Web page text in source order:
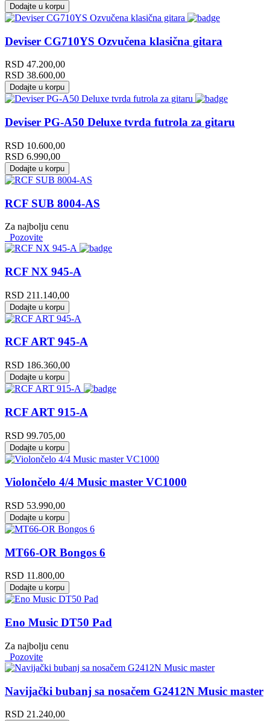
Dodajte u korpu
Deviser CG710YS Ozvučena klasična gitara
RSD 47.200,00
RSD 38.600,00
Dodajte u korpu
Deviser PG-A50 Deluxe tvrda futrola za gitaru
RSD 10.600,00
RSD 6.990,00
Dodajte u korpu
RCF SUB 8004-AS
Za najbolju cenu
Pozovite
RCF NX 945-A
RSD 211.140,00
Dodajte u korpu
RCF ART 945-A
RSD 186.360,00
Dodajte u korpu
RCF ART 915-A
RSD 99.705,00
Dodajte u korpu
Violončelo 4/4 Music master VC1000
RSD 53.990,00
Dodajte u korpu
MT66-OR Bongos 6
RSD 11.800,00
Dodajte u korpu
Eno Music DT50 Pad
Za najbolju cenu
Pozovite
Navijački bubanj sa nosačem G2412N Music master
RSD 21.240,00